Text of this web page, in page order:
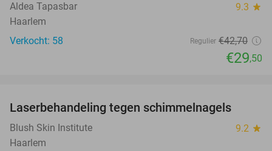
Aldea Tapasbar 9.3 star
Haarlem
Verkocht: 58
Regulier €42,70
€29,50
Laserbehandeling tegen schimmelnagels
Blush Skin Institute 9.2 star
Haarlem